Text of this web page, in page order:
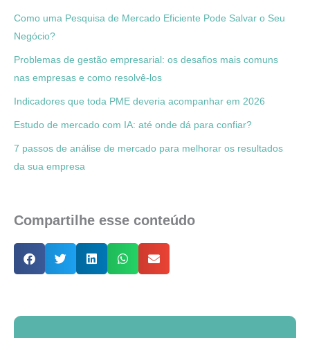
Como uma Pesquisa de Mercado Eficiente Pode Salvar o Seu
Negócio?
Problemas de gestão empresarial: os desafios mais comuns
nas empresas e como resolvê-los
Indicadores que toda PME deveria acompanhar em 2026
Estudo de mercado com IA: até onde dá para confiar?
7 passos de análise de mercado para melhorar os resultados
da sua empresa
Compartilhe esse conteúdo